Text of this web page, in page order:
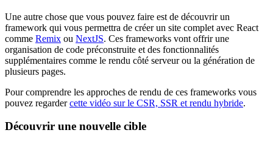
Une autre chose que vous pouvez faire est de découvrir un
framework qui vous permettra de créer un site complet avec React
comme Remix ou NextJS. Ces frameworks vont offrir une
organisation de code préconstruite et des fonctionnalités
supplémentaires comme le rendu côté serveur ou la génération de
plusieurs pages.
Pour comprendre les approches de rendu de ces frameworks vous
pouvez regardercette vidéo sur le CSR, SSR et rendu hybride.
Découvrir une nouvelle cible